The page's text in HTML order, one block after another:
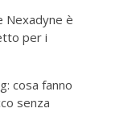
Nexadyne è
per i
cosa fanno
senza